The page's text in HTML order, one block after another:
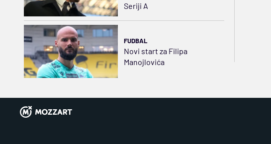
Seriji A
FUDBAL
Novi start za Filipa
Manojlovića